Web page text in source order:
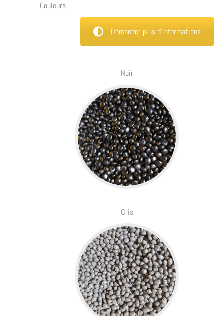
Couleurs
Demander plus d’informations
Noir
Gris